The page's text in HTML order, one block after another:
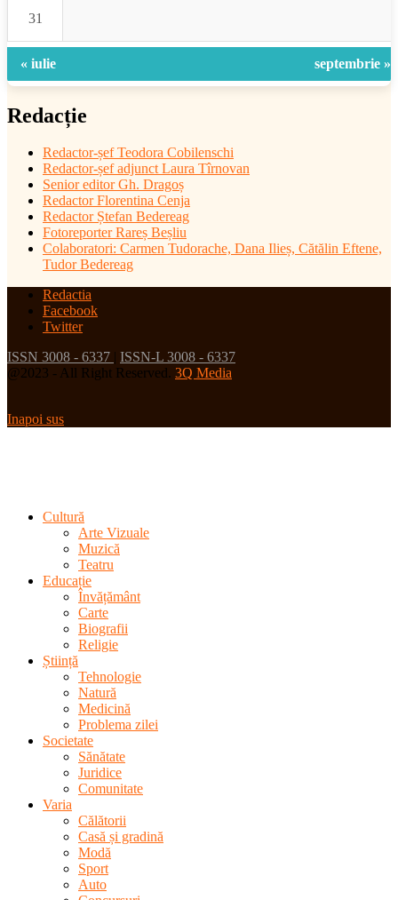
31
« iulie septembrie »
Redacție
Redactor-șefTeodora Cobilenschi
Redactor-șef adjunct Laura Tîrnovan
Senior editor Gh. Dragoș
Redactor Florentina Cenja
Redactor Ștefan Bedereag
Fotoreporter Rareș Beșliu
Colaboratori: Carmen Tudorache, Dana Ilieș, Cătălin Eftene,
Tudor Bedereag
Redactia
Facebook
Twitter
ISSN 3008 - 6337
ISSN-L 3008 - 6337
@2023 - All Right Reserved. 3Q Media
Inapoi sus
Cultură
Arte Vizuale
Muzică
Teatru
Educație
Învățământ
Carte
Biografii
Religie
Știință
Tehnologie
Natură
Medicină
Problema zilei
Societate
Sănătate
Juridice
Comunitate
Varia
Călătorii
Casă și gradină
Modă
Sport
Auto